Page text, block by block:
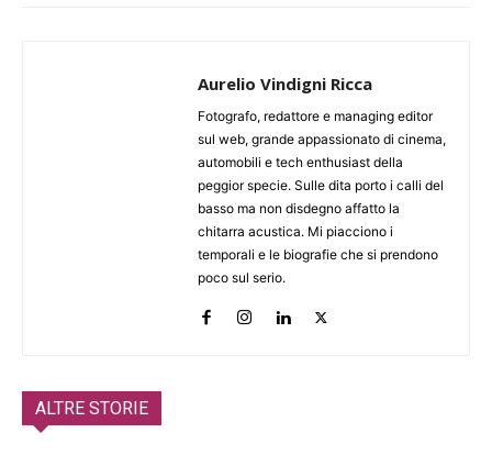
Aurelio Vindigni Ricca
Fotografo, redattore e managing editor
sul web, grande appassionato di cinema,
automobili e tech enthusiast della
peggior specie. Sulle dita porto i calli del
basso ma non disdegno affatto la
chitarra acustica. Mi piacciono i
temporali e le biografie che si prendono
poco sul serio.
ALTRE STORIE